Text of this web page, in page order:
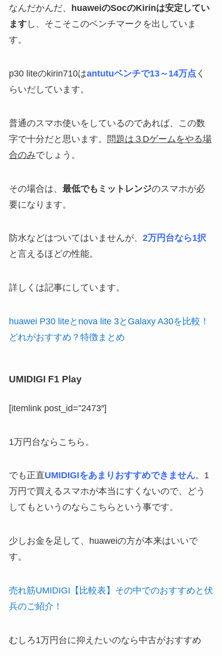
なんだかんだ、
huaweiのSocのKirinは安定してい
ますし、そこそこのベンチマークを出していま
す。
p30 liteのkirin710はantutuベンチで13～14万点 く
らいだしています。
普通のスマホ使いをしているのであれば、この数
字で十分だと思います。
問題は３Dゲームをやる場
合のみでしょう。
その場合は、 最低でもミットレンジのスマホが必
要になります。
防水などはついてはいませんが、 2万円台なら1択
と言えるほどの性能。
詳しくは記事にしています。
huawei P30 liteとnova lite 3とGalaxy A30を比較！
どれがおすすめ？特徴まとめ
UMIDIGI F1 Play
[itemlink post_id=”2473″]
1万円台ならこちら。
でも正直UMIDIGIをあまりおすすめできません。1
万円で買えるスマホが本当にすくないので、どう
してもというのならこちらという事です。
少しお金を足して、huaweiの方が本来はいいで
す。
売れ筋UMIDIGI【比較表】その中でのおすすめと伏
兵のご紹介！
むしろ1万円台に抑えたいのなら中古がおすすめ